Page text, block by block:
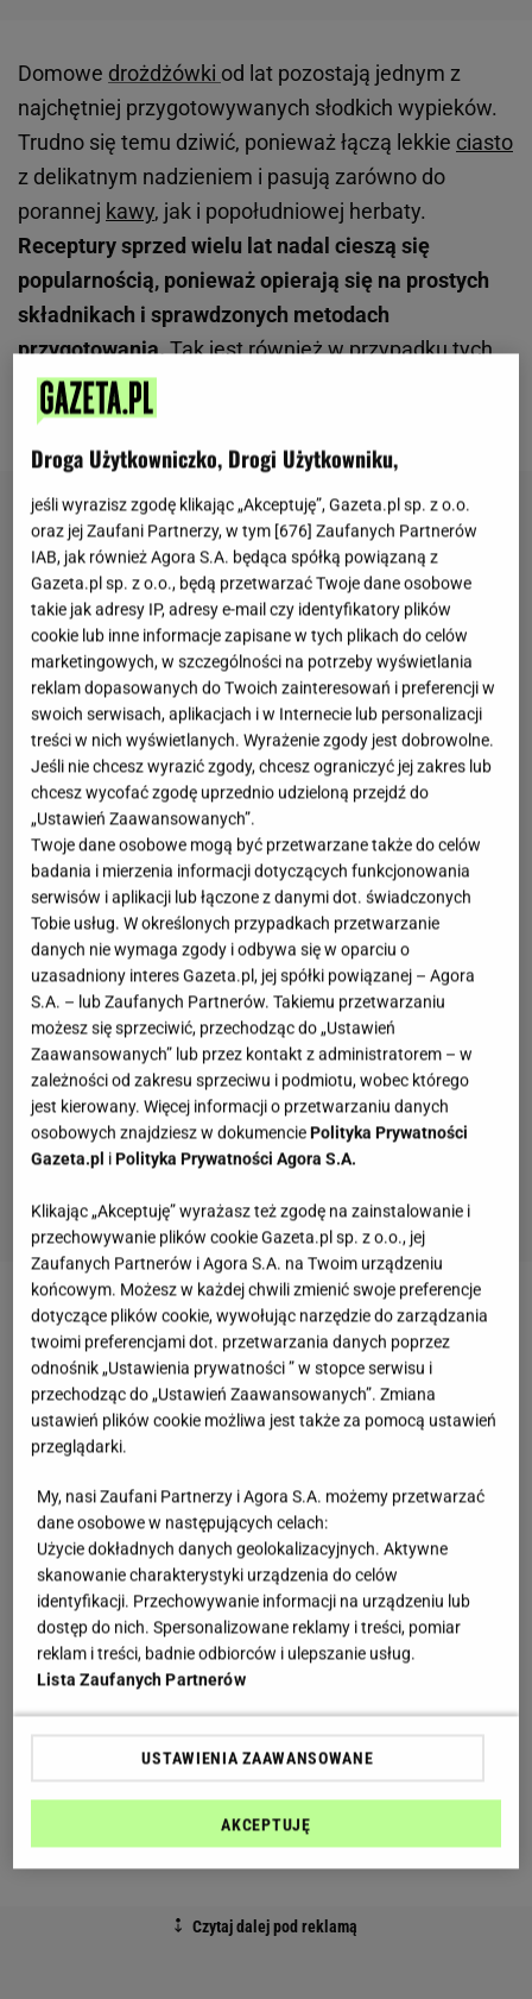
Domowe drożdżówki od lat pozostają jednym z
najchętniej przygotowywanych słodkich wypieków.
Trudno się temu dziwić, ponieważ łączą lekkie ciasto
z delikatnym nadzieniem i pasują zarówno do
porannej kawy, jak i popołudniowej herbaty.
Receptury sprzed wielu lat nadal cieszą się
popularnością, ponieważ opierają się na prostych
składnikach i sprawdzonych metodach
przygotowania.Tak jest również w przypadku tych
kołaczyków z serem, które wywodzą się z
przedwojennej tradycji kulinarnej.
Zobacz wideoKlasyk z podstawówki drożdżówki z
budyniem
Jaki jest przepis na idealne drożdżówki? Dawny
przepis przetrwał próbę czasu
Dawne wypieki nie potrzebowały skomplikowanych
dodatków, by zachwycać smakiem. Najważniejszą
rolę odgrywały świeże produkty i odpowiednie
proporcje.W tym przepisie szczególne znaczenie
mają świeże drożdże, masło oraz tłusty twaróg,
które odpowiadają za strukturę i smak bułeczek.
rodzynki i kandyzowana skórka pomarańczowa
podkreślają charakter nadzienia.
Składniki na ciasto:
Droga Użytkowniczko, Drogi Użytkowniku,
jeśli wyrazisz zgodę klikając „Akceptuję”, Gazeta.pl sp. z o.o.
oraz jej Zaufani Partnerzy, w tym [676] Zaufanych Partnerów
IAB, jak również Agora S.A. będąca spółką powiązaną z
Gazeta.pl sp. z o.o., będą przetwarzać Twoje dane osobowe
takie jak adresy IP, adresy e-mail czy identyfikatory plików
cookie lub inne informacje zapisane w tych plikach do celów
marketingowych, w szczególności na potrzeby wyświetlania
reklam dopasowanych do Twoich zainteresowań i preferencji w
swoich serwisach, aplikacjach i w Internecie lub personalizacji
treści w nich wyświetlanych. Wyrażenie zgody jest dobrowolne.
Jeśli nie chcesz wyrazić zgody, chcesz ograniczyć jej zakres lub
chcesz wycofać zgodę uprzednio udzieloną przejdź do
„Ustawień Zaawansowanych”.
Twoje dane osobowe mogą być przetwarzane także do celów
badania i mierzenia informacji dotyczących funkcjonowania
serwisów i aplikacji lub łączone z danymi dot. świadczonych
Tobie usług. W określonych przypadkach przetwarzanie
danych nie wymaga zgody i odbywa się w oparciu o
uzasadniony interes Gazeta.pl, jej spółki powiązanej – Agora
S.A. – lub Zaufanych Partnerów. Takiemu przetwarzaniu
możesz się sprzeciwić, przechodząc do „Ustawień
Zaawansowanych” lub przez kontakt z administratorem – w
zależności od zakresu sprzeciwu i podmiotu, wobec którego
jest kierowany. Więcej informacji o przetwarzaniu danych
osobowych znajdziesz w dokumenciePolityka Prywatności
Gazeta.pl iPolityka Prywatności Agora S.A.
Klikając „Akceptuję” wyrażasz też zgodę na zainstalowanie i
przechowywanie plików cookie Gazeta.pl sp. z o.o., jej
Zaufanych Partnerów i Agora S.A. na Twoim urządzeniu
końcowym. Możesz w każdej chwili zmienić swoje preferencje
dotyczące plików cookie, wywołując narzędzie do zarządzania
twoimi preferencjami dot. przetwarzania danych poprzez
odnośnik „Ustawienia prywatności ” w stopce serwisu i
przechodząc do „Ustawień Zaawansowanych”. Zmiana
ustawień plików cookie możliwa jest także za pomocą ustawień
przeglądarki.
My, nasi Zaufani Partnerzy i Agora S.A. możemy przetwarzać
dane osobowe w następujących celach:
Użycie dokładnych danych geolokalizacyjnych. Aktywne
skanowanie charakterystyki urządzenia do celów
identyfikacji. Przechowywanie informacji na urządzeniu lub
dostęp do nich. Spersonalizowane reklamy i treści, pomiar
reklam i treści, badnie odbiorców i ulepszanie usług.
Lista Zaufanych Partnerów
USTAWIENIA ZAAWANSOWANE
AKCEPTUJĘ